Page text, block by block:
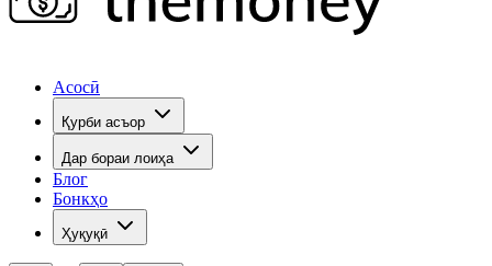
Асосӣ
Қурби асъор
Дар бораи лоиҳа
Блог
Бонкҳо
Ҳуқуқӣ